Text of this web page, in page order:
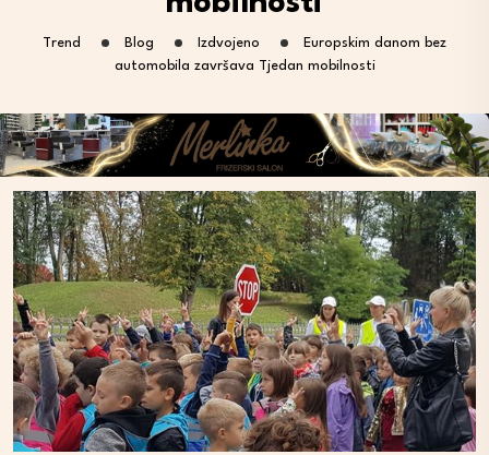
Trend Blog Izdvojeno
Europskim danom bez
automobila završava Tjedan mobilnosti